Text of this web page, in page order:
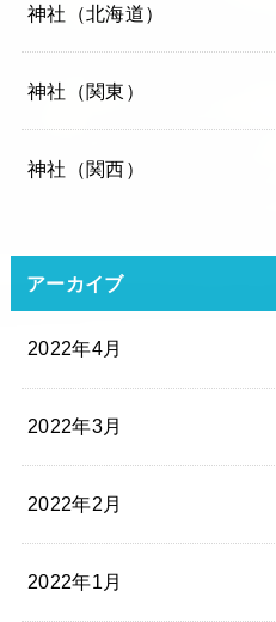
神社（北海道）
神社（関東）
神社（関西）
アーカイブ
2022年4月
2022年3月
2022年2月
2022年1月